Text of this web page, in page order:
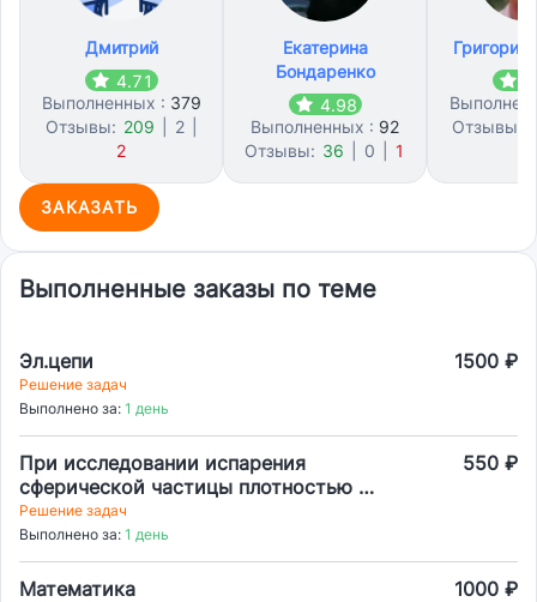
Дмитрий
4.71
Выполненных : 379
Отзывы: 209 2
2
Екатерина
Бондаренко
4.98
Выполненных : 92
Отзывы: 36 0 1
Григорий
Отзывы:
ЗАКАЗАТЬ
Выполненные заказы по теме
Эл.цепи 1500 ₽
Решение задач
Выполнено за: 1 день
При исследовании испарения
сферической частицы плотностью 1
г/см³ измерили зависимость массы
частицы (т) от времени (1)
550 ₽
Решение задач
Выполнено за: 1 день
Математика 1000 ₽